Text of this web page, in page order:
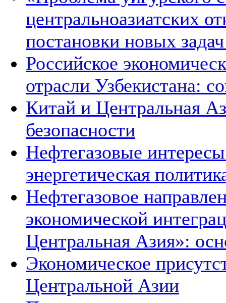
центральноазиатских
постановки новых
Российское
отрасли Узбекистана:
Китай и Центральная
безопасности
Нефтегазовые
энергетическая
Нефтегазовое
экономической
Центральная Азия»:
Экономическое
Центральной Азии